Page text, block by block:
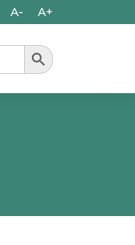
A- A+
Search Button